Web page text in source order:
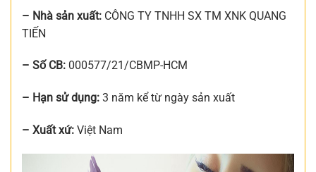
– Nhà sản xuất: CÔNG TY TNHH SX TM XNK QUANG
TIẾN
– Số CB: 000577/21/CBMP-HCM
– Hạn sử dụng: 3 năm kể từ ngày sản xuất
– Xuất xứ: Việt Nam